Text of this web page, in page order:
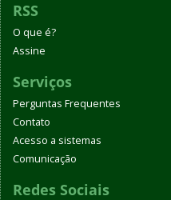
RSS
O que é?
Assine
Serviços
Perguntas Frequentes
Contato
Acesso a sistemas
Comunicação
Redes Sociais